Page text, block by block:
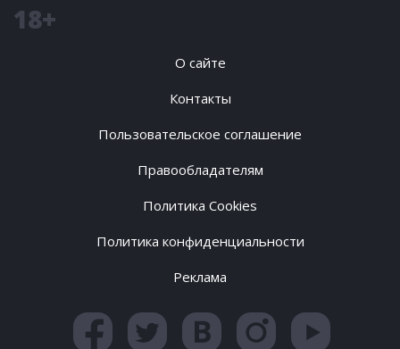
18+
О сайте
Контакты
Пользовательское соглашение
Правообладателям
Политика Cookies
Политика конфиденциальности
Реклама